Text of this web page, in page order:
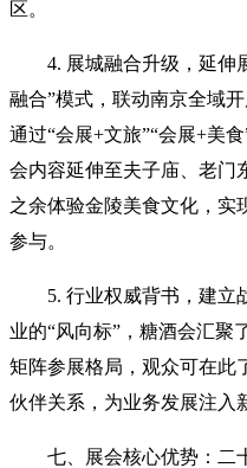
区。
4. 展城融合升级，延伸
融合”模式，联动南京全域
通过“会展+文旅”“会展+美
会内容延伸至夫子庙、老门
之余体验金陵美食文化，实
参与。
5. 行业权威背书，建立
业的“风向标”，糖酒会汇聚
矩阵参展格局，观众可在此
伙伴关系，为业务发展注入
七、展会核心优势：二